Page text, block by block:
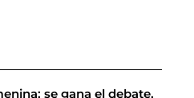
se gana el debate,